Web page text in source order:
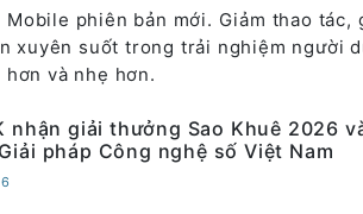
phiên bản mới. Giảm thao tác,
xuyên suốt trong trải nghiệm người
và nhẹ hơn.
nhận giải thưởng Sao Khuê 2026
pháp Công nghệ số Việt Nam